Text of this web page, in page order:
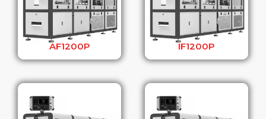
AF1200P IF1200P